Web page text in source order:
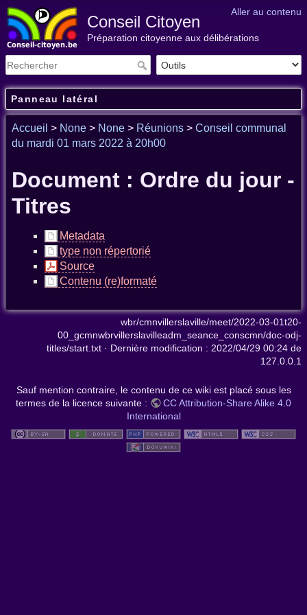
Aller au contenu
Conseil Citoyen
Préparation citoyenne aux délibérations
Panneau latéral
Accueil > None > None > Réunions > Conseil communal
du mardi 01 mars 2022 à 20h00
Document : Ordre du jour -
Titres
Metadata
type non répertorié
Source
Contenu (re)formaté
wbr/cmnvillerslaville/meet/2022-03-01t20-
00_gcmnwbrvillerslavilleadm_seance_conscmn/doc-odj-
titles/start.txt · Dernière modification : 2022/04/29 00:24 de
127.0.0.1
Sauf mention contraire, le contenu de ce wiki est placé sous les
termes de la licence suivante :
CC Attribution-Share Alike 4.0
International